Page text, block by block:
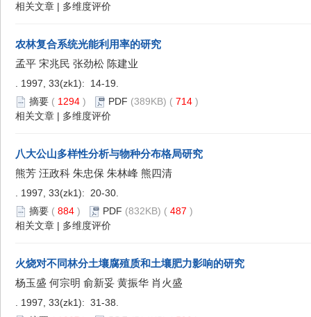
相关文章 | 多维度评价
农林复合系统光能利用率的研究
孟平 宋兆民 张劲松 陈建业
. 1997, 33(zk1): 14-19.
摘要 ( 1294 ) PDF (389KB) ( 714 )
相关文章 | 多维度评价
八大公山多样性分析与物种分布格局研究
熊芳 汪政科 朱忠保 朱林峰 熊四清
. 1997, 33(zk1): 20-30.
摘要 ( 884 ) PDF (832KB) ( 487 )
相关文章 | 多维度评价
火烧对不同林分土壤腐殖质和土壤肥力影响的研究
杨玉盛 何宗明 俞新妥 黄振华 肖火盛
. 1997, 33(zk1): 31-38.